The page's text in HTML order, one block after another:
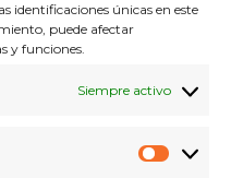
identificaciones únicas en este
puede afectar
y funciones.
Siempre activo